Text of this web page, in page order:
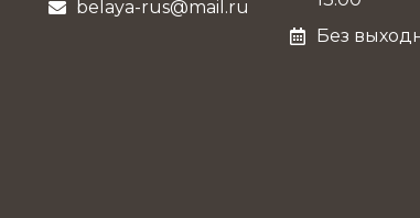
belaya-rus@mail.ru
Без